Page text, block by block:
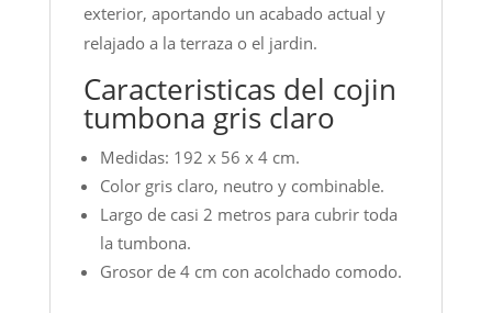
exterior, aportando un acabado actual y
relajado a la terraza o el jardin.
Caracteristicas del cojin
tumbona gris claro
Medidas: 192 x 56 x 4 cm.
Color gris claro, neutro y combinable.
Largo de casi 2 metros para cubrir toda
la tumbona.
Grosor de 4 cm con acolchado comodo.